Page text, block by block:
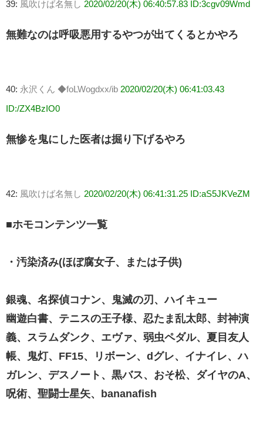
39: 風吹けば名無し 2020/02/20(木) 06:40:57.83 ID:3cgv09Wmd
無難なのは呼吸悪用するやつが出てくるとかやろ
40: 永沢くん ◆foLWogdxx/ib 2020/02/20(木) 06:41:03.43
ID:/ZX4BzIO0
無惨を鬼にした医者は掘り下げるやろ
42: 風吹けば名無し 2020/02/20(木) 06:41:31.25 ID:aS5JKVeZM
■ホモコンテンツ一覧
・汚染済み(ほぼ腐女子、または子供)
銀魂、名探偵コナン、鬼滅の刃、ハイキュー
幽遊白書、テニスの王子様、忍たま乱太郎、封神演
義、スラムダンク、エヴァ、弱虫ペダル、夏目友人
帳、鬼灯、FF15、リボーン、dグレ、イナイレ、ハ
ガレン、デスノート、黒バス、おそ松、ダイヤのA、
呪術、聖闘士星矢、bananafish